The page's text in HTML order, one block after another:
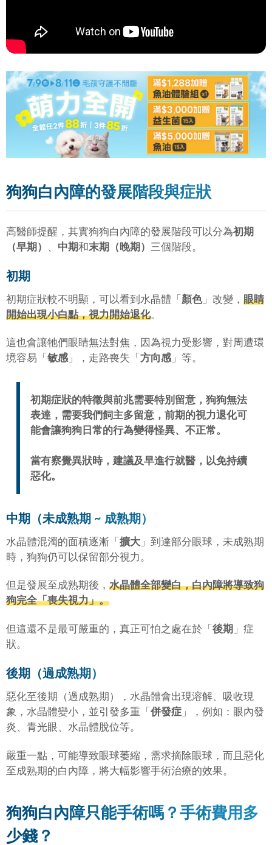
狗狗白內障的發展階段與症狀
高醫師提醒，其實狗狗白內障的發展階段可以分為初期
（早期）
、 中期和末期（晚期） 三個階段。
初期
初期症狀較不明顯，可以看到水晶體「 顏色」改變， 眼睛
開始出現小白點，視力開始退化。
這也會讓牠們眼睛無法對焦，因為視力受影響，對周遭環
境容易「 敏感 」，走路喪失「 方向感 」等。
初期症狀的特徵與前兆需要特別留意，狗狗無法
表達，需要我們飼主多留意，前期的視力退化可
能會讓狗狗日常的行為變得怪異、不正常。
當有察覺異狀時，建議及早進行就醫，以免持續
惡化。
中期（未成熟期 ~ 成熟期）
水晶體混濁的面積逐漸「 擴大 」到達部分眼球，未成熟期
時，狗狗仍可以保留部分視力。
但是發展至成熟期後， 水晶體全部變白，白內障將導致狗
狗完全「喪失視力」。
但這還不是最可嚴重的，真正可怕之處在於「 後期 」症
狀。
後期（過成熟期）
惡化至後期（過成熟期），水晶體會出現溶解、吸收現
象，水晶體變小，並引發多重「 併發症 」，例如：眼內發
炎、青光眼、水晶體脫位等。
嚴重一點，可能導致眼球萎縮，需求摘除眼球，而且惡化
至成熟期的白內障，將大幅影響手術治療的效果。
狗狗白內障只能手術嗎？手術費用多
少錢？